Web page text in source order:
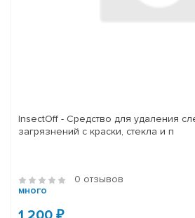
InsectOff - Средство для удаления
загрязнений с краски, стекла и п
0 отзывов
много